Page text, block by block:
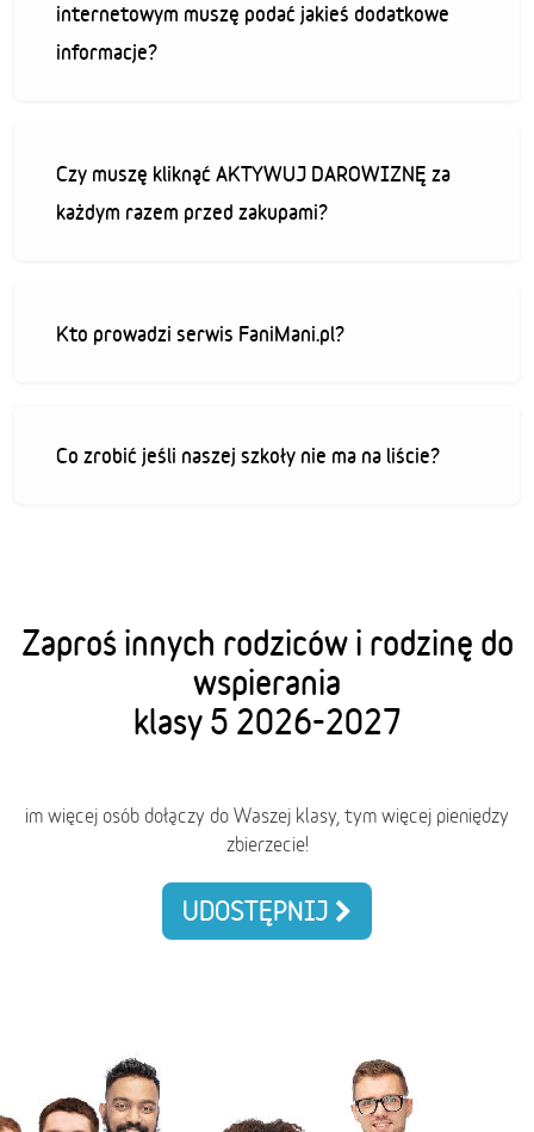
internetowym muszę podać jakieś dodatkowe
informacje?
Czy muszę kliknąć AKTYWUJ DAROWIZNĘ za
każdym razem przed zakupami?
Kto prowadzi serwis FaniMani.pl?
Co zrobić jeśli naszej szkoły nie ma na liście?
Zaproś innych rodziców i rodzinę do
wspierania
klasy 5 2026-2027
im więcej osób dołączy do Waszej klasy, tym więcej pieniędzy
zbierzecie!
UDOSTĘPNIJ